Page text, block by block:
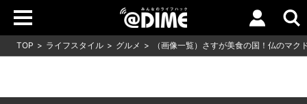
TOP ライフスタイル グルメ （画像一覧）さすが美食の国！仏のマ